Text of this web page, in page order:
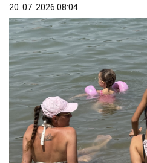
20. 07. 2026 08:04